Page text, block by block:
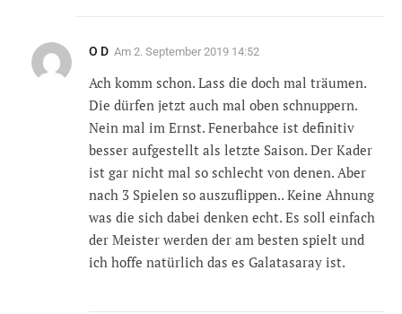
O D Am 2. September 2019 14:52
Ach komm schon. Lass die doch mal träumen.
Die dürfen jetzt auch mal oben schnuppern.
Nein mal im Ernst. Fenerbahce ist definitiv
besser aufgestellt als letzte Saison. Der Kader
ist gar nicht mal so schlecht von denen. Aber
nach 3 Spielen so auszuflippen.. Keine Ahnung
was die sich dabei denken echt. Es soll einfach
der Meister werden der am besten spielt und
ich hoffe natürlich das es Galatasaray ist.